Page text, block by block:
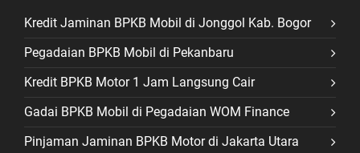
Kredit Jaminan BPKB Mobil di Jonggol Kab. Bogor
Pegadaian BPKB Mobil di Pekanbaru
Kredit BPKB Motor 1 Jam Langsung Cair
Gadai BPKB Mobil di Pegadaian WOM Finance
Pinjaman Jaminan BPKB Motor di Jakarta Utara